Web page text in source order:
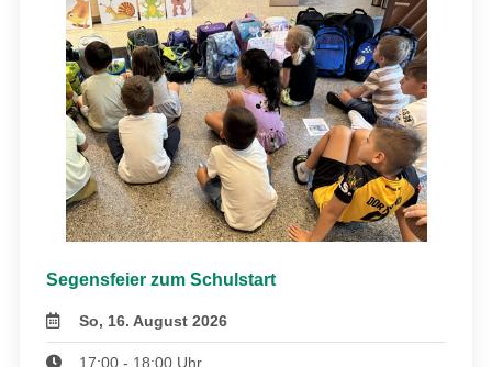
Segensfeier zum Schulstart
So, 16. August 2026
17:00 - 18:00 Uhr